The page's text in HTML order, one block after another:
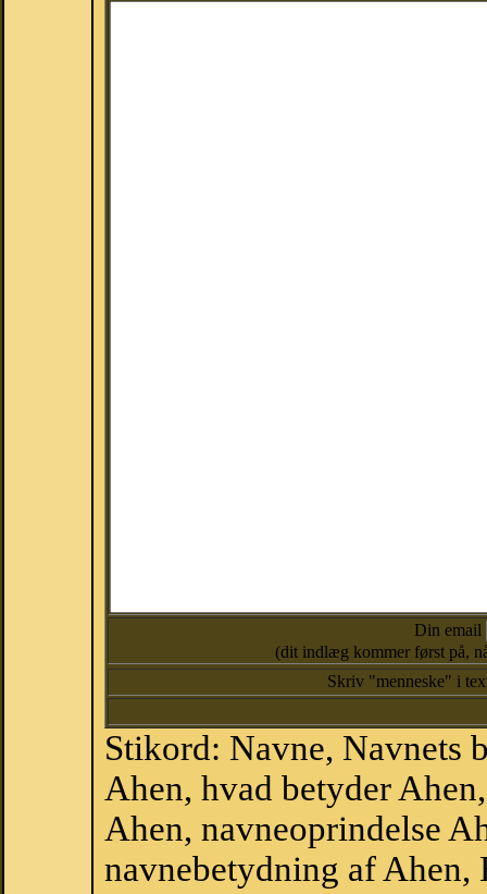
Din email
(dit indlæg kommer først på,
Skriv "menneske" i
Stikord: Navne, Navnets
Ahen, hvad betyder
Ahen, navneoprindelse
navnebetydning af Ahen,